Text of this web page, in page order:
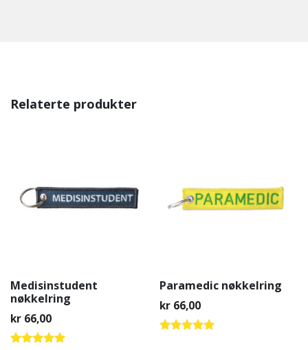
Relaterte produkter
kr 66,00.
pris er: kr 19,00.
Medisinstudent
nøkkelring
kr 66,00
Paramedic nøkkelring
kr66,00